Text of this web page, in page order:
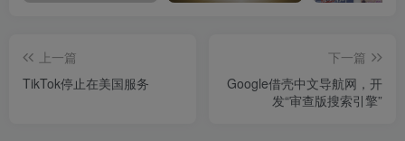
上一篇
TikTok停止在美国服务
下一篇
Google借壳中文导航网，开
发“审查版搜索引擎”